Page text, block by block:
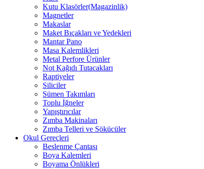
Kutu Klasörler(Magazinlik)
Magnetler
Makaslar
Maket Bıçakları ve Yedekleri
Mantar Pano
Masa Kalemlikleri
Metal Perfore Ürünler
Not Kağıdı Tutacakları
Raptiyeler
Siliciler
Sümen Takımları
Toplu İğneler
Yapıştırıcılar
Zımba Makinaları
Zımba Telleri ve Sökücüler
Okul Gereçleri
Beslenme Çantası
Boya Kalemleri
Boyama Önlükleri